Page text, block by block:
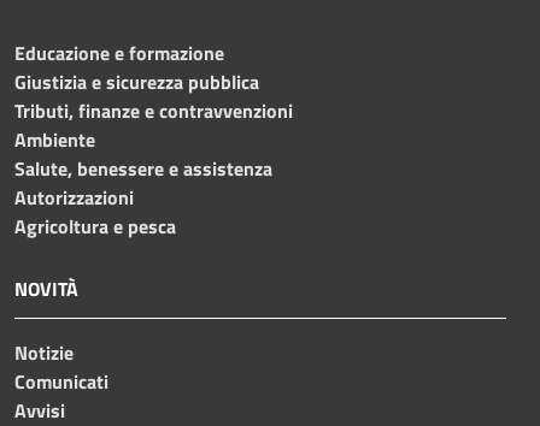
Educazione e formazione
Giustizia e sicurezza pubblica
Tributi, finanze e contravvenzioni
Ambiente
Salute, benessere e assistenza
Autorizzazioni
Agricoltura e pesca
NOVITÀ
Notizie
Comunicati
Avvisi